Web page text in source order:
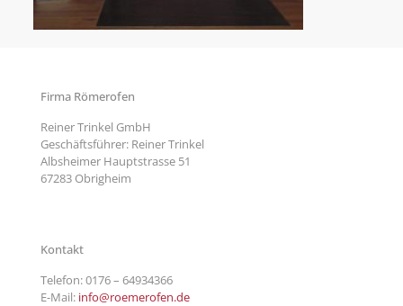
Firma Römerofen
Reiner Trinkel GmbH
Geschäftsführer: Reiner Trinkel
Albsheimer Hauptstrasse 51
67283 Obrigheim
Kontakt
Telefon:0176 – 64934366
E-Mail: info@roemerofen.de